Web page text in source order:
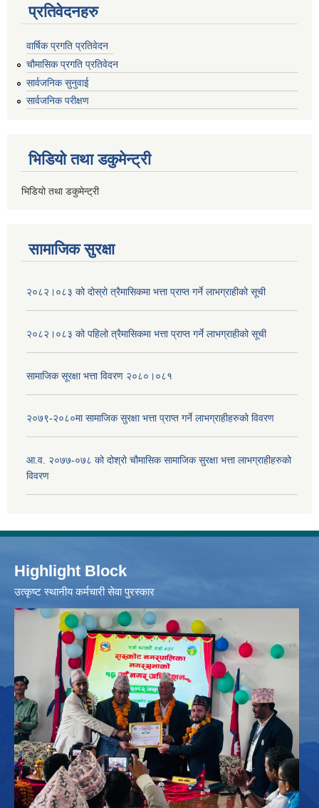
प्रतिवेदनहरु
वार्षिक प्रगति प्रतिवेदन
चौमासिक प्रगति प्रतिवेदन
सार्वजनिक सुनुवाई
सार्वजनिक परीक्षण
भिडियो तथा डकुमेन्ट्री
भिडियो तथा डकुमेन्ट्री
सामाजिक सुरक्षा
२०८२।०८३ को दोस्रो त्रैमासिकमा भत्ता प्राप्‍त गर्ने लाभग्राहीको सूची
२०८२।०८३ को पहिलो त्रैमासिकमा भत्ता प्राप्‍त गर्ने लाभग्राहीको सूची
सामाजिक सूरक्षा भत्ता विवरण २०८०।०८१
२०७९-२०८०मा सामाजिक सुरक्षा भत्ता प्राप्त गर्ने लाभग्राहीहरुको विवरण
आ.व. २०७७-०७८ को दोश्रो चौमासिक सामाजिक सुरक्षा भत्ता लाभग्राहीहरुको
विवरण
Highlight Block
उत्‍कृष्ट स्थानीय कर्मचारी सेवा पुरस्कार